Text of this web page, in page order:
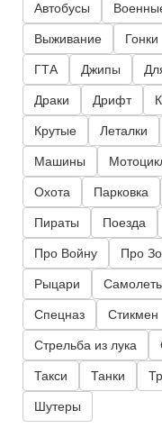
Автобусы
Выживание Гонки
ГТА Джипы
Драки Дрифт
Крутые Леталки
Машины
Охота Парковка
Пираты Поезда
Про Войну Про
Рыцари
Спецназ Стикмен
Стрельба из лука
Такси Танки
Шутеры